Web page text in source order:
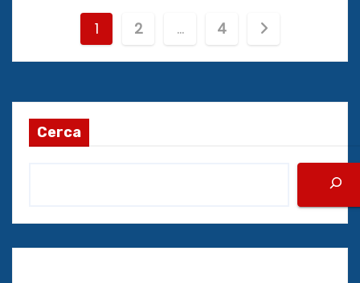
a
g
i
z
1 2 … 4
Cerca